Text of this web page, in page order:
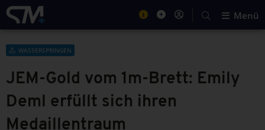
Menü
WASSERSPRINGEN
JEM-Gold vom 1m-Brett: Emily
Deml erfüllt sich ihren
Medaillentraum